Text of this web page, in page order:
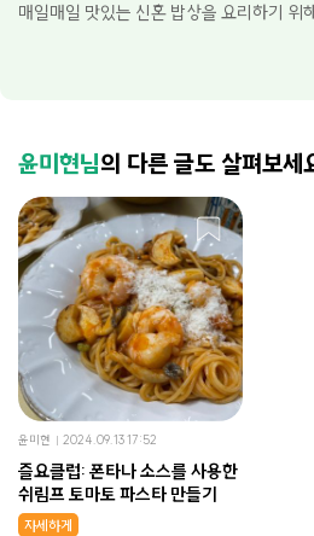
매일매일 맛있는 신혼 밥상을 요리하기 위
윤미현님의 다른 글도 살펴보세
윤미현 2024.09.13 17:52
즐요클럽: 폰타나 소스를 사용한
쉬림프 토마토 파스타 만들기
자세하게